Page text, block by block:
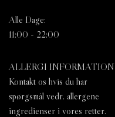
Alle Dage:
11:00 - 22:00
ALLERGI INFORMATION
Kontakt os hvis du har
spørgsmål vedr. allergene
ingredienser i vores retter.